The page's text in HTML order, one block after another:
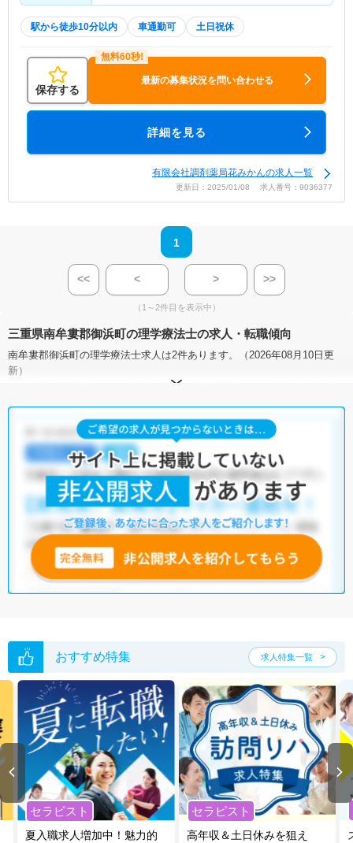
駅から徒歩10分以内 車通勤可 土日祝休
保存する
最新の募集状況を問い合わせる
詳細を見る
有限会社調剤薬局花みかんの求人一覧
更新日：2025/01/08 求人番号：9036377
1
<< < > >>
（1～2件目を表示中）
三重県南牟婁郡御浜町の理学療法士の求人・転職傾向
南牟婁郡御浜町の理学療法士求人は2件あります。（2026年08月10日更
新）
サイト上に掲載されている求人の他に、
う求人を提案させていただきます。
南牟婁郡御浜町の理学療法士求人では以下のような条件が人気です。
土日祝休・積極採用中・託児所・育児補助あり・正社員(正職員)
病院 ・ 介護福祉施設
他の条件でも人気の求人がございますので、「こだわり条件」から検索
いただくか、お気軽にお問い合わせください。
全国の理学療法士求人から検索いただくことも可能です。
無料転職支援サービス
にお申し込みいただくと、ご希望条件をヒアリン
グした上で求人をご提案いたします。
転職支援の他、情報収集や募集状況の確認も、お気軽にご相談くださ
い。
おすすめ特集 求人特集一覧
セラピスト
夏入職求人増加中！魅力的
セラピスト
高年収＆土日休みを狙え